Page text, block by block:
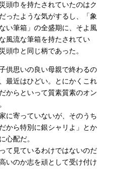
頭巾を持たされていたのはク
ったような気がするし、「象
い筆箱」の全盛期に、そよ風
風流な筆箱を持たされてい
頭巾と同じ柄であった。
供思いの良い母親で終わるの
最近はひどい。とにかくこれ
からといって質素質素のオン
に寄っていないが、そのうち
から特別に銀シャリよ」とか
心配だ。
て見ているわけではないのだ
いのか志を頑として受け付け